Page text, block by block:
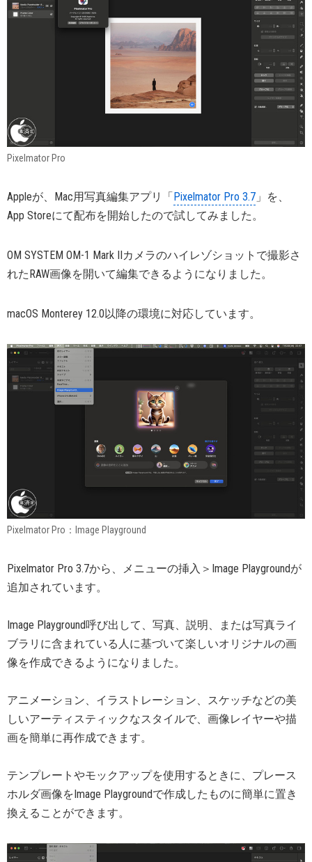
Pixelmator Pro
Appleが、Mac用写真編集アプリ「Pixelmator Pro 3.7 」を、
App Storeにて配布を開始したので試してみました。
OM SYSTEM OM-1 Mark IIカメラのハイレゾショットで撮影さ
れたRAW画像を開いて編集できるようになりました。
macOS Monterey 12.0以降の環境に対応しています。
Pixelmator Pro：Image Playground
Pixelmator Pro 3.7から、メニューの挿入＞Image Playgroundが
追加されています。
Image Playground呼び出して、写真、説明、または写真ライ
ブラリに含まれている人に基づいて楽しいオリジナルの画
像を作成できるようになりました。
アニメーション、イラストレーション、スケッチなどの美
しいアーティスティックなスタイルで、画像レイヤーや描
画を簡単に再作成できます。
テンプレートやモックアップを使用するときに、プレース
ホルダ画像をImage Playgroundで作成したものに簡単に置き
換えることができます。